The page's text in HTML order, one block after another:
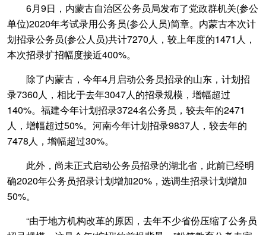
6月9日，内蒙古自治区公务员局发布了党政群机关(参公
单位)2020年考试录用公务员(参公人员)简章。内蒙古本次计
划招录公务员(参公人员)共计7270人，较上年度的1471人，
本次招录扩招幅度接近400%。
除了内蒙古，今年4月启动公务员招录的山东，计划招
录7360人，相比于去年3047人的招录规模，增幅超过
140%。福建今年计划招录3724名公务员，较去年的2471
人，增幅超过50%。河南今年计划招录9837人，较去年的
7478人，增幅超过30%。
此外，尚未正式启动公务员招录的湖北省，此前已经明
确2020年公务员招录计划增加20%，选调生招录计划增加
50%。
“由于地方机构改革的原因，去年不少省份压缩了公务员